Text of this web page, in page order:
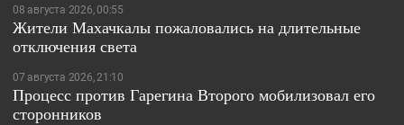
08 августа 2026, 00:55
Жители Махачкалы пожаловались на длительные
отключения света
07 августа 2026, 21:10
Процесс против Гарегина Второго мобилизовал его
сторонников